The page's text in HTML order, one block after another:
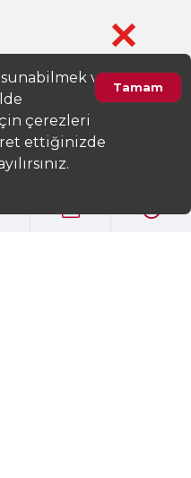
✕
✕
Tamam
ve
çerezleri
ettiğinizde